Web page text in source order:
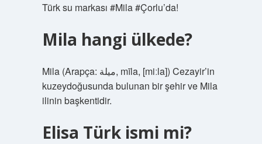
Türk su markası #Mila #Çorlu’da!
Mila hangi ülkede?
Mila (Arapça: ميلة‎, mīla, [miːla]) Cezayir’in
kuzeydoğusunda bulunan bir şehir ve Mila
ilinin başkentidir.
Elisa Türk ismi mi?